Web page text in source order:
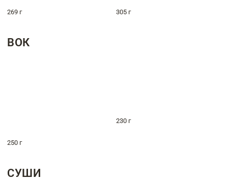
269 г 305 г
ВОК
230 г
250 г
СУШИ